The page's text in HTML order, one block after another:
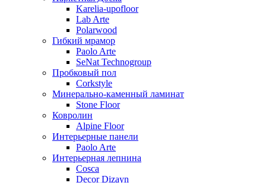
Karelia-upofloor
Lab Arte
Polarwood
Гибкий мрамор
Paolo Arte
SeNat Technogroup
Пробковый пол
Corkstyle
Минерально-каменный ламинат
Stone Floor
Ковролин
Alpine Floor
Интерьерные панели
Paolo Arte
Интерьерная лепнина
Cosca
Decor Dizayn